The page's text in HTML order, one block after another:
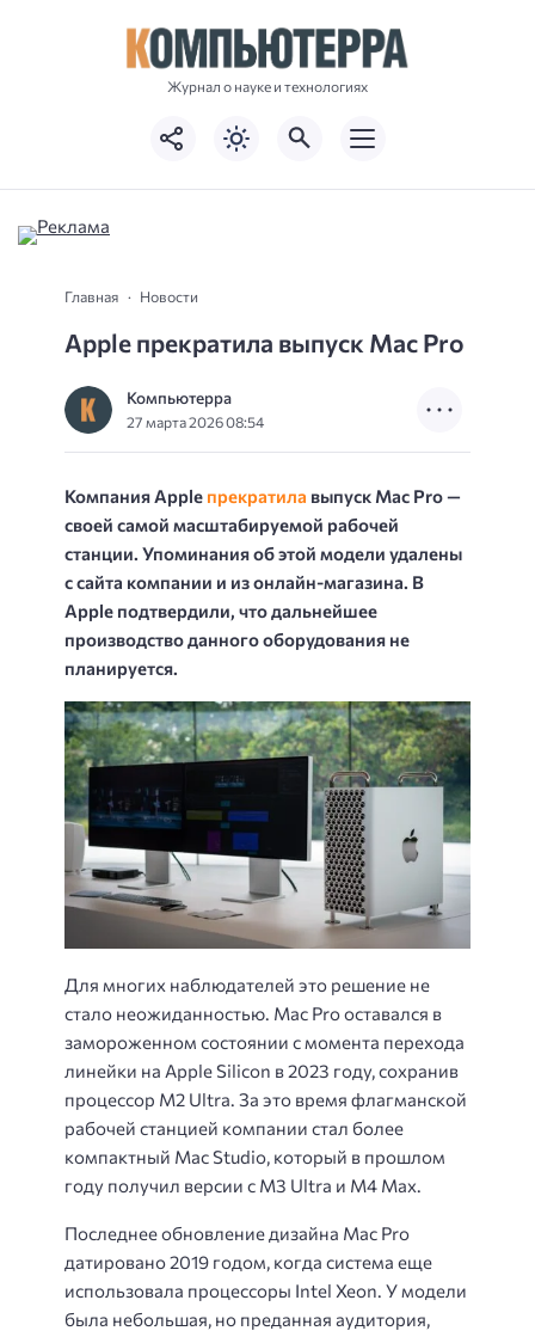
Журнал о науке и технологиях
Главная Новости
Apple прекратила выпуск Mac Pro
Компьютерра
27 марта 2026 08:54
Компания Apple прекратила выпуск Mac Pro —
своей самой масштабируемой рабочей
станции. Упоминания об этой модели удалены
с сайта компании и из онлайн-магазина. В
Apple подтвердили, что дальнейшее
производство данного оборудования не
планируется.
Для многих наблюдателей это решение не
стало неожиданностью. Mac Pro оставался в
замороженном состоянии с момента перехода
линейки на Apple Silicon в 2023 году, сохранив
процессор M2 Ultra. За это время флагманской
рабочей станцией компании стал более
компактный Mac Studio, который в прошлом
году получил версии с M3 Ultra и M4 Max.
Последнее обновление дизайна Mac Pro
датировано 2019 годом, когда система еще
использовала процессоры Intel Xeon. У модели
была небольшая, но преданная аудитория,